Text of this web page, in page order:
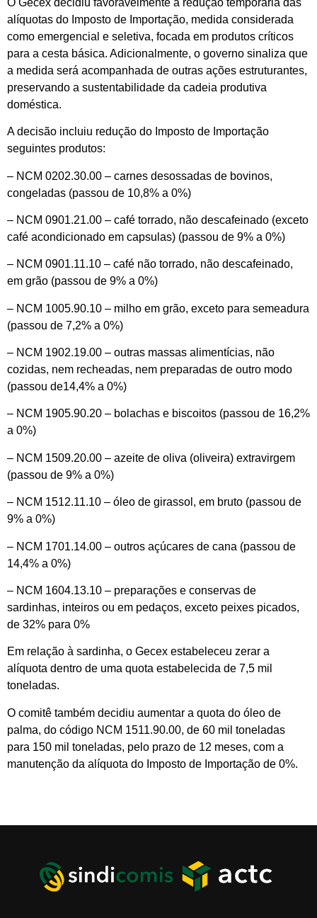
alíquotas do Imposto de Importação, medida considerada
como emergencial e seletiva, focada em produtos críticos
para a cesta básica. Adicionalmente, o governo sinaliza que
a medida será acompanhada de outras ações estruturantes,
preservando a sustentabilidade da cadeia produtiva
doméstica.
A decisão incluiu redução do Imposto de Importação
seguintes produtos:
– NCM 0202.30.00 – carnes desossadas de bovinos,
congeladas (passou de 10,8% a 0%)
– NCM 0901.21.00 – café torrado, não descafeinado (exceto
café acondicionado em capsulas) (passou de 9% a 0%)
– NCM 0901.11.10 – café não torrado, não descafeinado,
em grão (passou de 9% a 0%)
– NCM 1005.90.10 – milho em grão, exceto para semeadura
(passou de 7,2% a 0%)
– NCM 1902.19.00 – outras massas alimentícias, não
cozidas, nem recheadas, nem preparadas de outro modo
(passou de14,4% a 0%)
– NCM 1905.90.20 – bolachas e biscoitos (passou de 16,2%
a 0%)
– NCM 1509.20.00 – azeite de oliva (oliveira) extravirgem
(passou de 9% a 0%)
– NCM 1512.11.10 – óleo de girassol, em bruto (passou de
9% a 0%)
– NCM 1701.14.00 – outros açúcares de cana (passou de
14,4% a 0%)
– NCM 1604.13.10 – preparações e conservas de
sardinhas, inteiros ou em pedaços, exceto peixes picados,
de 32% para 0%
Em relação à sardinha, o Gecex estabeleceu zerar a
alíquota dentro de uma quota estabelecida de 7,5 mil
toneladas.
O comitê também decidiu aumentar a quota do óleo de
palma, do código NCM 1511.90.00, de 60 mil toneladas
para 150 mil toneladas, pelo prazo de 12 meses, com a
manutenção da alíquota do Imposto de Importação de 0%.